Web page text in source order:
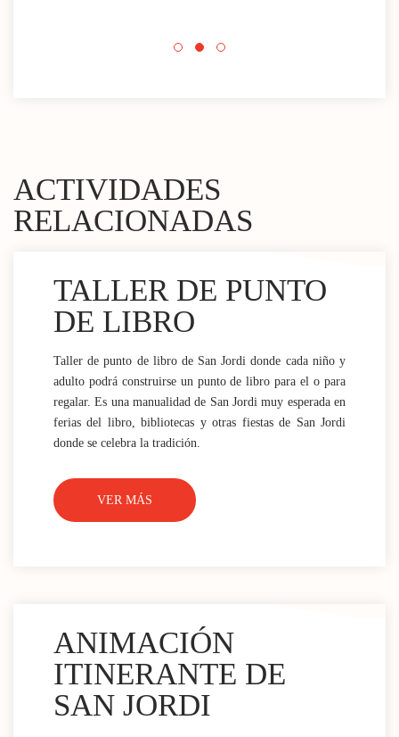
ACTIVIDADES
RELACIONADAS
TALLER DE PUNTO
DE LIBRO
Taller de punto de libro de San Jordi donde cada niño y
adulto podrá construirse un punto de libro para el o para
regalar. Es una manualidad de San Jordi muy esperada en
ferias del libro, bibliotecas y otras fiestas de San Jordi
donde se celebra la tradición.
VER MÁS
ANIMACIÓN
ITINERANTE DE
SAN JORDI